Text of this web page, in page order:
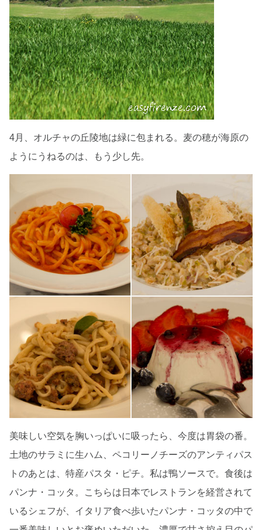
4月、オルチャの丘陵地は緑に包まれる。麦の穂が海原の
ようにうねるのは、もう少し先。
美味しい空気を胸いっぱいに吸ったら、今度は胃袋の番。
土地のサラミに生ハム、ペコリーノチーズのアンティパス
トのあとは、特産パスタ・ピチ。私は鴨ソースで。食後は
パンナ・コッタ。こちらは日本でレストランを経営されて
いるシェフが、イタリア食べ歩いたパンナ・コッタの中で